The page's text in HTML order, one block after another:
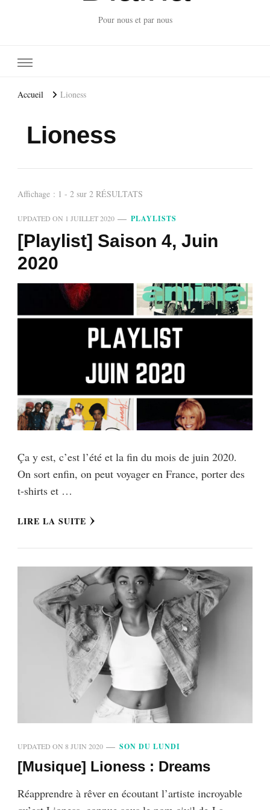
Pour nous et par nous
Accueil Lioness
Lioness
Affichage : 1 - 2 sur 2 RÉSULTATS
UPDATED ON 1 JUILLET 2020 PLAYLISTS
[Playlist] Saison 4, Juin
2020
Ça y est, c’est l’été et la fin du mois de juin 2020.
On sort enfin, on peut voyager en France, porter des
t-shirts et …
LIRE LA SUITE
UPDATED ON 8 JUIN 2020 SON DU LUNDI
[Musique] Lioness : Dreams
Réapprendre à rêver en écoutant l’artiste incroyable